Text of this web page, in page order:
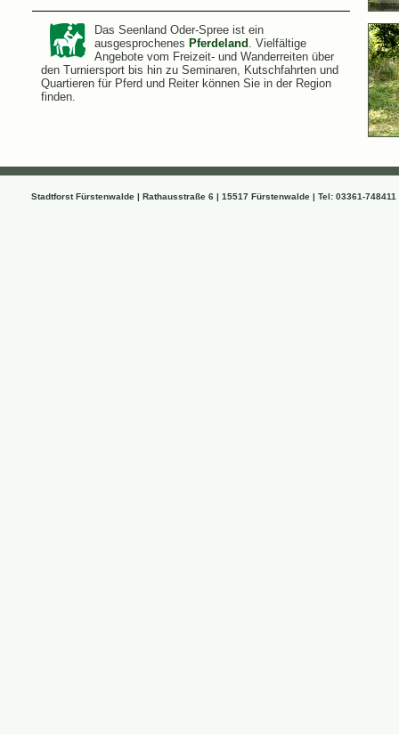
Das Seenland Oder-Spree ist ein
ausgesprochenes Pferdeland . Vielfältige
Angebote vom Freizeit- und Wanderreiten über
den Turniersport bis hin zu Seminaren, Kutschfahrten und
Quartieren für Pferd und Reiter können Sie in der Region
finden.
Stadtforst Fürstenwalde | Rathausstraße 6 | 15517 Fürstenwalde | Tel: 03361-748411